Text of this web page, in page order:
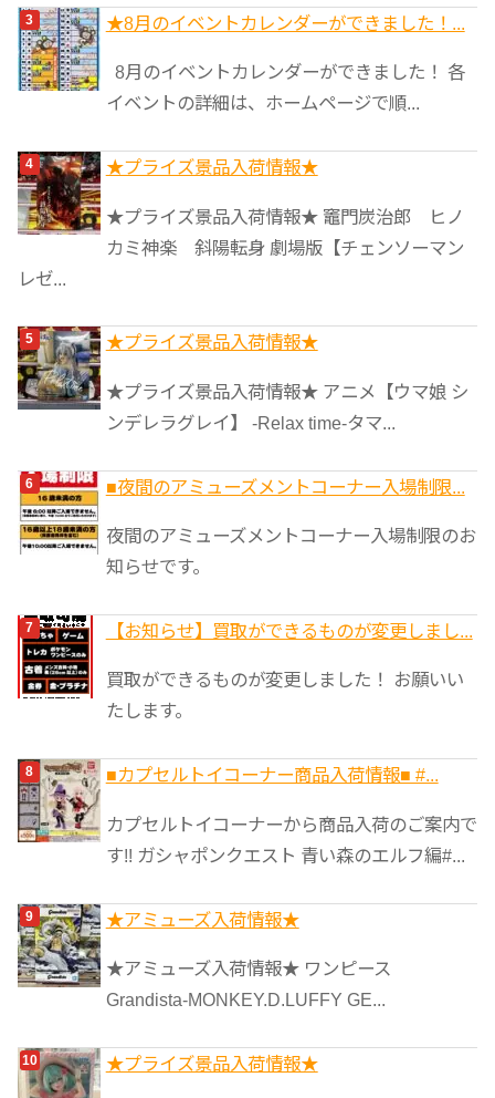
★8月のイベントカレンダーができました！...
8月のイベントカレンダーができました！ 各
イベントの詳細は、ホームページで順...
★プライズ景品入荷情報★
★プライズ景品入荷情報★ 竈門炭治郎 ヒノ
カミ神楽 斜陽転身 劇場版【チェンソーマン
レゼ...
★プライズ景品入荷情報★
★プライズ景品入荷情報★ アニメ【ウマ娘 シ
ンデレラグレイ】 -Relax time-タマ...
■夜間のアミューズメントコーナー入場制限...
夜間のアミューズメントコーナー入場制限のお
知らせです。
【お知らせ】買取ができるものが変更しまし...
買取ができるものが変更しました！ お願いい
たします。
■カプセルトイコーナー商品入荷情報■ #...
カプセルトイコーナーから商品入荷のご案内で
す!! ガシャポンクエスト 青い森のエルフ編#...
★アミューズ入荷情報★
★アミューズ入荷情報★ ワンピース
Grandista-MONKEY.D.LUFFY GE...
★プライズ景品入荷情報★